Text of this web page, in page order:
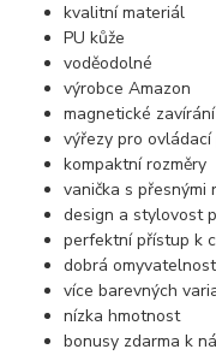
kvalitní materiál
PU kůže
voděodolné
výrobce Amazon
magnetické
výřezy pro ovládací
kompaktní rozměry
vanička s přesnými
design a stylovost
perfektní přístup k
dobrá omyvatelnost
více barevných
nízka hmotnost
bonusy zdarma k